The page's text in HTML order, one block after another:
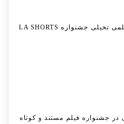
رویاساز بهترین فیلم علمی تخیلی جشنواره LA SHORTS
در جشنواره فیلم مستند و کوتاه